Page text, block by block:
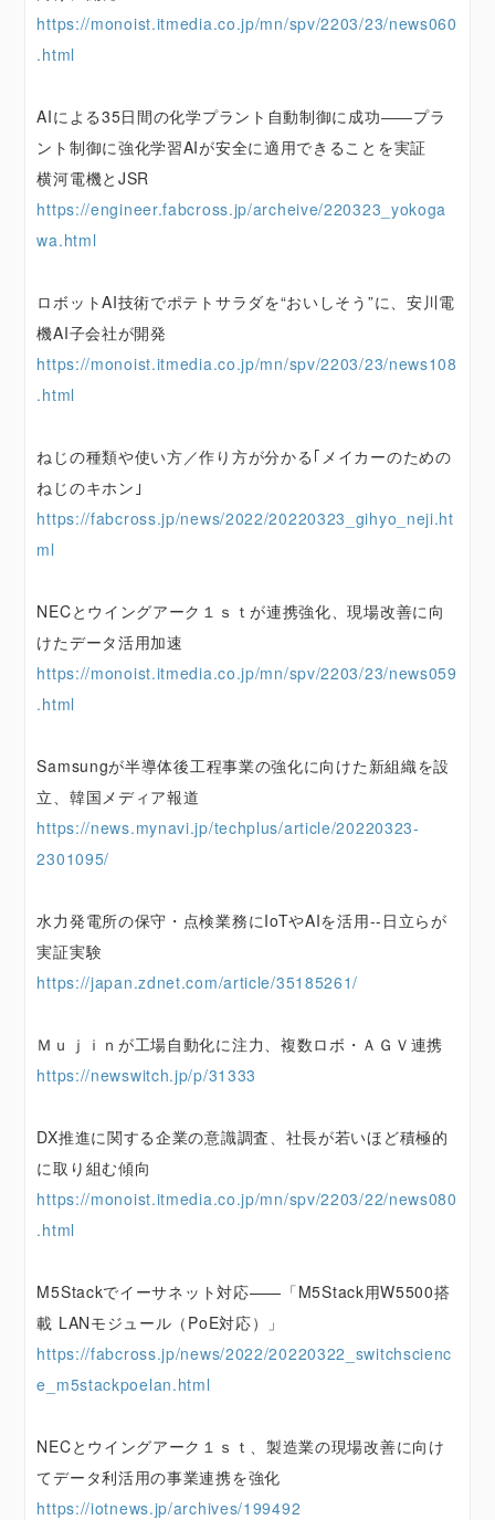
https://monoist.itmedia.co.jp/mn/spv/2203/23/news060
.html
AIによる35日間の化学プラント自動制御に成功――プラ
ント制御に強化学習AIが安全に適用できることを実証
横河電機とJSR
https://engineer.fabcross.jp/archeive/220323_yokoga
wa.html
ロボットAI技術でポテトサラダを“おいしそう”に、安川電
機AI子会社が開発
https://monoist.itmedia.co.jp/mn/spv/2203/23/news108
.html
ねじの種類や使い方／作り方が分かる｢メイカーのための
ねじのキホン｣
https://fabcross.jp/news/2022/20220323_gihyo_neji.ht
ml
NECとウイングアーク１ｓｔが連携強化、現場改善に向
けたデータ活用加速
https://monoist.itmedia.co.jp/mn/spv/2203/23/news059
.html
Samsungが半導体後工程事業の強化に向けた新組織を設
立、韓国メディア報道
https://news.mynavi.jp/techplus/article/20220323-
2301095/
水力発電所の保守・点検業務にIoTやAIを活用--日立らが
実証実験
https://japan.zdnet.com/article/35185261/
Ｍｕｊｉｎが工場自動化に注力、複数ロボ・ＡＧＶ連携
https://newswitch.jp/p/31333
DX推進に関する企業の意識調査、社長が若いほど積極的
に取り組む傾向
https://monoist.itmedia.co.jp/mn/spv/2203/22/news080
.html
M5Stackでイーサネット対応——「M5Stack用W5500搭
載 LANモジュール（PoE対応）」
https://fabcross.jp/news/2022/20220322_switchscienc
e_m5stackpoelan.html
NECとウイングアーク１ｓｔ、製造業の現場改善に向け
てデータ利活用の事業連携を強化
https://iotnews.jp/archives/199492